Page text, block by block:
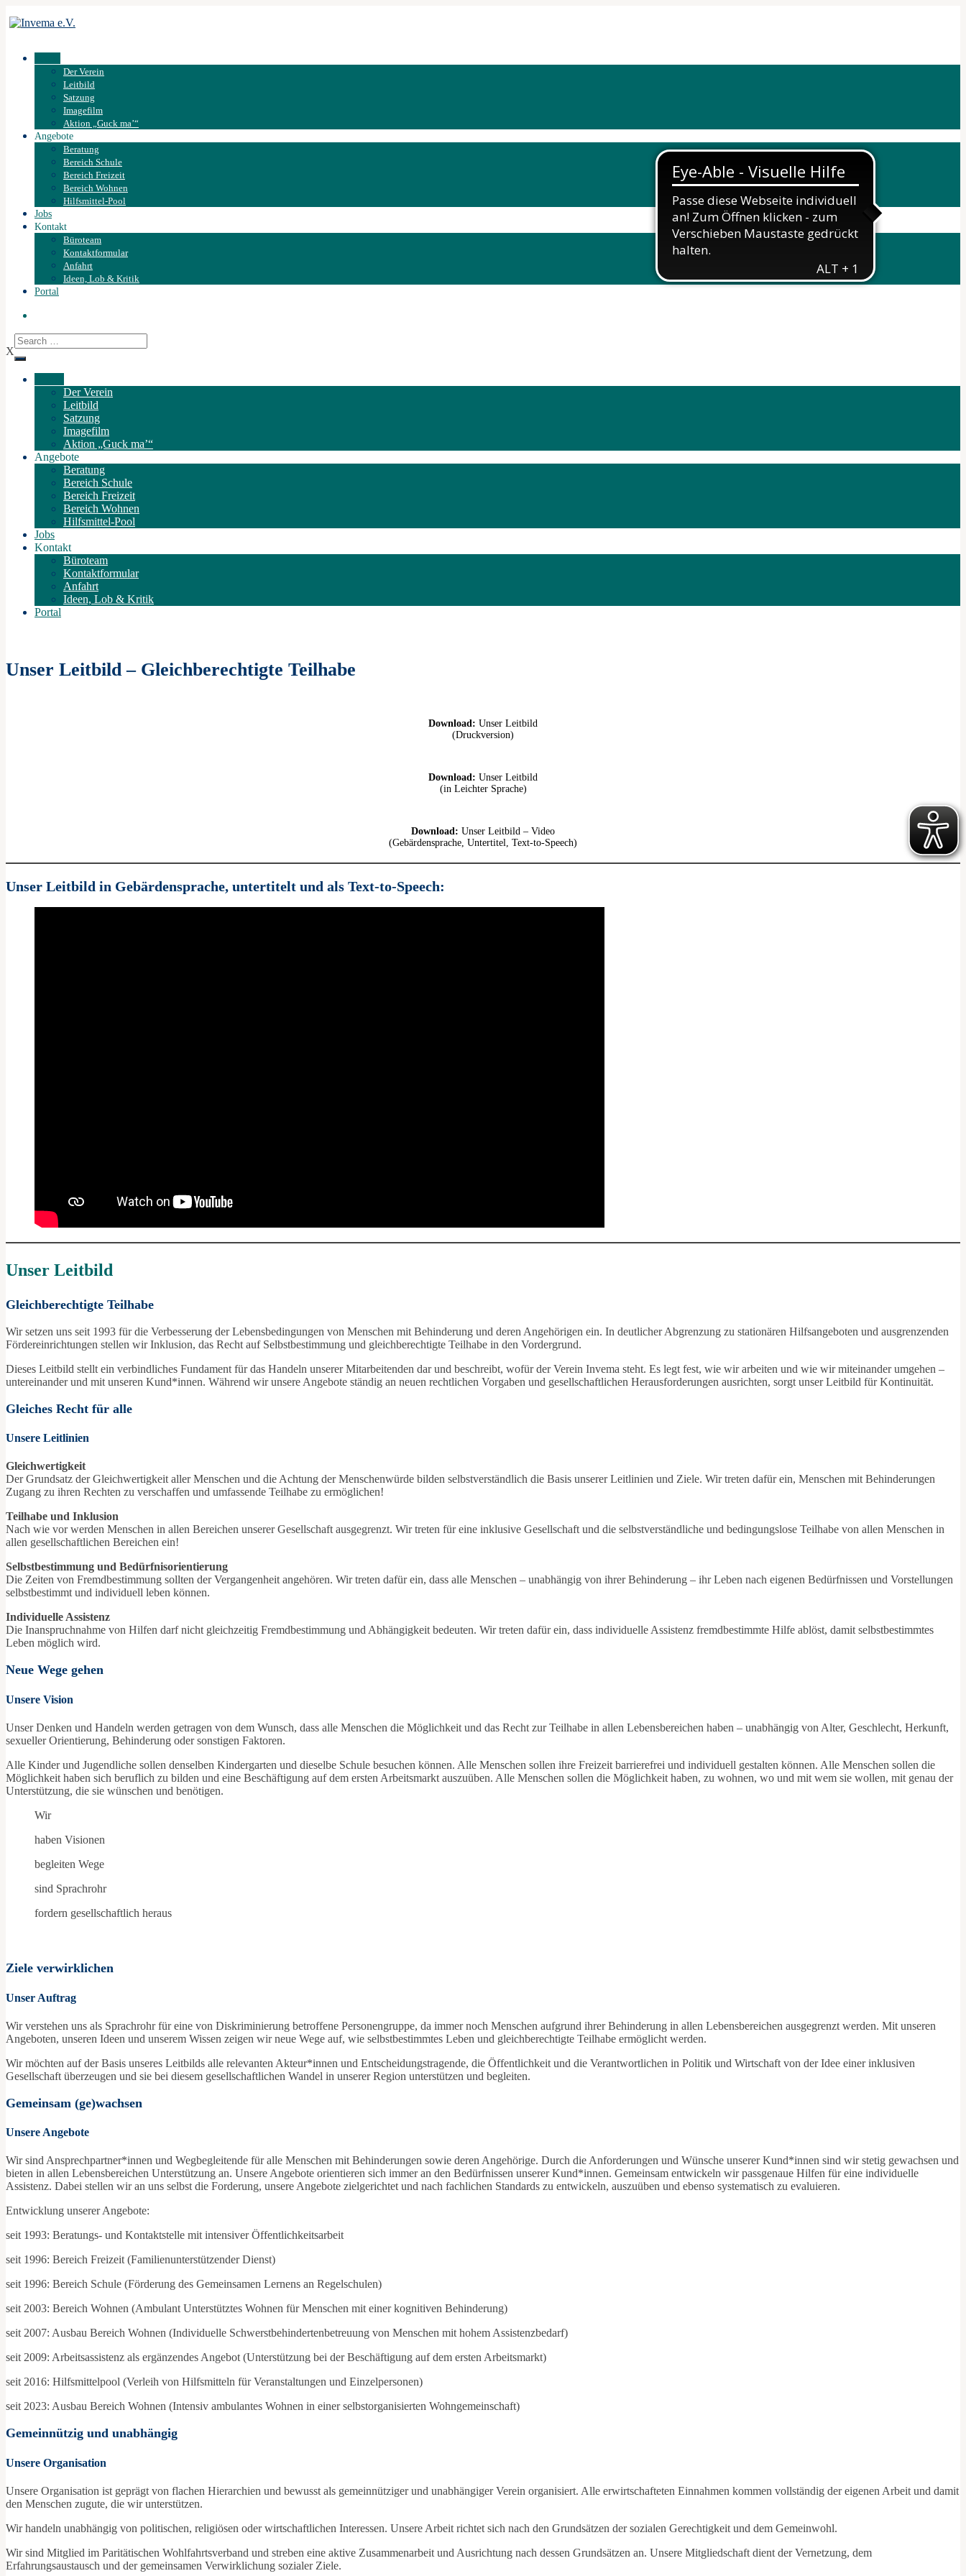
Der Verein
Leitbild
Satzung
Imagefilm
Aktion „Guck ma’“
Angebote
Beratung
Bereich Schule
Bereich Freizeit
Bereich Wohnen
Hilfsmittel-Pool
Jobs
Kontakt
Büroteam
Kontaktformular
Anfahrt
Ideen, Lob & Kritik
Portal
X
Der Verein
Leitbild
Satzung
Imagefilm
Aktion „Guck ma’“
Angebote
Beratung
Bereich Schule
Bereich Freizeit
Bereich Wohnen
Hilfsmittel-Pool
Jobs
Kontakt
Büroteam
Kontaktformular
Anfahrt
Ideen, Lob & Kritik
Portal
Unser Leitbild – Gleichberechtigte Teilhabe
Download: Unser Leitbild
(Druckversion)
Download: Unser Leitbild
(in Leichter Sprache)
Download: Unser Leitbild – Video
(Gebärdensprache, Untertitel, Text-to-Speech)
Unser Leitbild in Gebärdensprache, untertitelt und als Text-to-Speech:
Unser Leitbild
Gleichberechtigte Teilhabe
Wir setzen uns seit 1993 für die Verbesserung der Lebensbedingungen von Menschen mit Behinderung und deren Angehörigen ein. In deutlicher Abgrenzung zu stationären Hilfsangeboten und ausgrenzenden
Fördereinrichtungen stellen wir Inklusion, das Recht auf Selbstbestimmung und gleichberechtigte Teilhabe in den Vordergrund.
Dieses Leitbild stellt ein verbindliches Fundament für das Handeln unserer Mitarbeitenden dar und beschreibt, wofür der Verein Invema steht. Es legt fest, wie wir arbeiten und wie wir miteinander umgehen –
untereinander und mit unseren Kund*innen. Während wir unsere Angebote ständig an neuen rechtlichen Vorgaben und gesellschaftlichen Herausforderungen ausrichten, sorgt unser Leitbild für Kontinuität.
Gleiches Recht für alle
Unsere Leitlinien
Gleichwertigkeit
Der Grundsatz der Gleichwertigkeit aller Menschen und die Achtung der Menschenwürde bilden selbstverständlich die Basis unserer Leitlinien und Ziele. Wir treten dafür ein, Menschen mit Behinderungen
Zugang zu ihren Rechten zu verschaffen und umfassende Teilhabe zu ermöglichen!
Teilhabe und Inklusion
Nach wie vor werden Menschen in allen Bereichen unserer Gesellschaft ausgegrenzt. Wir treten für eine inklusive Gesellschaft und die selbstverständliche und bedingungslose Teilhabe von allen Menschen in
allen gesellschaftlichen Bereichen ein!
Selbstbestimmung und Bedürfnisorientierung
Die Zeiten von Fremdbestimmung sollten der Vergangenheit angehören. Wir treten dafür ein, dass alle Menschen – unabhängig von ihrer Behinderung – ihr Leben nach eigenen Bedürfnissen und Vorstellungen
selbstbestimmt und individuell leben können.
Individuelle Assistenz
Die Inanspruchnahme von Hilfen darf nicht gleichzeitig Fremdbestimmung und Abhängigkeit bedeuten. Wir treten dafür ein, dass individuelle Assistenz fremdbestimmte Hilfe ablöst, damit selbstbestimmtes
Leben möglich wird.
Neue Wege gehen
Unsere Vision
Unser Denken und Handeln werden getragen von dem Wunsch, dass alle Menschen die Möglichkeit und das Recht zur Teilhabe in allen Lebensbereichen haben – unabhängig von Alter, Geschlecht, Herkunft,
sexueller Orientierung, Behinderung oder sonstigen Faktoren.
Alle Kinder und Jugendliche sollen denselben Kindergarten und dieselbe Schule besuchen können. Alle Menschen sollen ihre Freizeit barrierefrei und individuell gestalten können. Alle Menschen sollen die
Möglichkeit haben sich beruflich zu bilden und eine Beschäftigung auf dem ersten Arbeitsmarkt auszuüben. Alle Menschen sollen die Möglichkeit haben, zu wohnen, wo und mit wem sie wollen, mit genau der
Unterstützung, die sie wünschen und benötigen.
Wir
haben Visionen
begleiten Wege
sind Sprachrohr
fordern gesellschaftlich heraus
Ziele verwirklichen
Unser Auftrag
Wir verstehen uns als Sprachrohr für eine von Diskriminierung betroffene Personengruppe, da immer noch Menschen aufgrund ihrer Behinderung in allen Lebensbereichen ausgegrenzt werden. Mit unseren
Angeboten, unseren Ideen und unserem Wissen zeigen wir neue Wege auf, wie selbstbestimmtes Leben und gleichberechtigte Teilhabe ermöglicht werden.
Wir möchten auf der Basis unseres Leitbilds alle relevanten Akteur*innen und Entscheidungstragende, die Öffentlichkeit und die Verantwortlichen in Politik und Wirtschaft von der Idee einer inklusiven
Gesellschaft überzeugen und sie bei diesem gesellschaftlichen Wandel in unserer Region unterstützen und begleiten.
Gemeinsam (ge)wachsen
Unsere Angebote
Wir sind Ansprechpartner*innen und Wegbegleitende für alle Menschen mit Behinderungen sowie deren Angehörige. Durch die Anforderungen und Wünsche unserer Kund*innen sind wir stetig gewachsen und
bieten in allen Lebensbereichen Unterstützung an. Unsere Angebote orientieren sich immer an den Bedürfnissen unserer Kund*innen. Gemeinsam entwickeln wir passgenaue Hilfen für eine individuelle
Assistenz. Dabei stellen wir an uns selbst die Forderung, unsere Angebote zielgerichtet und nach fachlichen Standards zu entwickeln, auszuüben und ebenso systematisch zu evaluieren.
Entwicklung unserer Angebote:
seit 1993: Beratungs- und Kontaktstelle mit intensiver Öffentlichkeitsarbeit
seit 1996: Bereich Freizeit (Familienunterstützender Dienst)
seit 1996: Bereich Schule (Förderung des Gemeinsamen Lernens an Regelschulen)
seit 2003: Bereich Wohnen (Ambulant Unterstütztes Wohnen für Menschen mit einer kognitiven Behinderung)
seit 2007: Ausbau Bereich Wohnen (Individuelle Schwerstbehindertenbetreuung von Menschen mit hohem Assistenzbedarf)
seit 2009: Arbeitsassistenz als ergänzendes Angebot (Unterstützung bei der Beschäftigung auf dem ersten Arbeitsmarkt)
seit 2016: Hilfsmittelpool (Verleih von Hilfsmitteln für Veranstaltungen und Einzelpersonen)
seit 2023: Ausbau Bereich Wohnen (Intensiv ambulantes Wohnen in einer selbstorganisierten Wohngemeinschaft)
Gemeinnützig und unabhängig
Unsere Organisation
Unsere Organisation ist geprägt von flachen Hierarchien und bewusst als gemeinnütziger und unabhängiger Verein organisiert. Alle erwirtschafteten Einnahmen kommen vollständig der eigenen Arbeit und damit
den Menschen zugute, die wir unterstützen.
Wir handeln unabhängig von politischen, religiösen oder wirtschaftlichen Interessen. Unsere Arbeit richtet sich nach den Grundsätzen der sozialen Gerechtigkeit und dem Gemeinwohl.
Wir sind Mitglied im Paritätischen Wohlfahrtsverband und streben eine aktive Zusammenarbeit und Ausrichtung nach dessen Grundsätzen an. Unsere Mitgliedschaft dient der Vernetzung, dem
Erfahrungsaustausch und der gemeinsamen Verwirklichung sozialer Ziele.